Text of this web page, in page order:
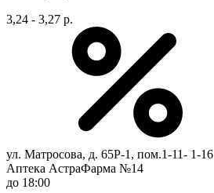
3,24 - 3,27 р.
ул. Матросова, д. 65Р-1, пом.1-11- 1-16
Аптека АстраФарма №14
до 18:00